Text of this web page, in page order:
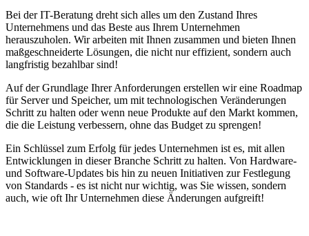
Bei der IT-Beratung dreht sich alles um den Zustand Ihres
Unternehmens und das Beste aus Ihrem Unternehmen
herauszuholen. Wir arbeiten mit Ihnen zusammen und bieten Ihnen
maßgeschneiderte Lösungen, die nicht nur effizient, sondern auch
langfristig bezahlbar sind!
Auf der Grundlage Ihrer Anforderungen erstellen wir eine Roadmap
für Server und Speicher, um mit technologischen Veränderungen
Schritt zu halten oder wenn neue Produkte auf den Markt kommen,
die die Leistung verbessern, ohne das Budget zu sprengen!
Ein Schlüssel zum Erfolg für jedes Unternehmen ist es, mit allen
Entwicklungen in dieser Branche Schritt zu halten. Von Hardware-
und Software-Updates bis hin zu neuen Initiativen zur Festlegung
von Standards - es ist nicht nur wichtig, was Sie wissen, sondern
auch, wie oft Ihr Unternehmen diese Änderungen aufgreift!